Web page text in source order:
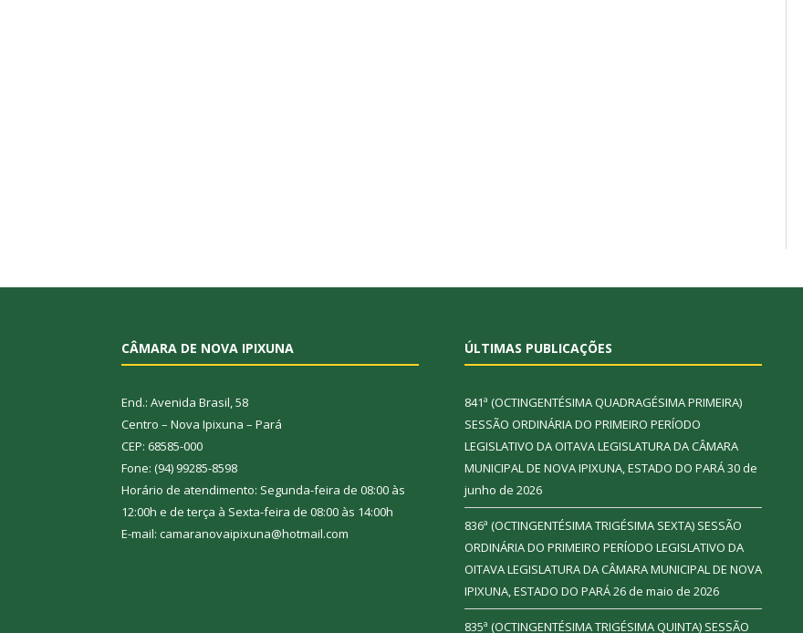
CÂMARA DE NOVA IPIXUNA
End.: Avenida Brasil, 58
Centro – Nova Ipixuna – Pará
CEP: 68585-000
Fone: (94) 99285-8598
Horário de atendimento: Segunda-feira de 08:00 às
12:00h e de terça à Sexta-feira de 08:00 às 14:00h
E-mail: camaranovaipixuna@hotmail.com
ÚLTIMAS PUBLICAÇÕES
841ª (OCTINGENTÉSIMA QUADRAGÉSIMA PRIMEIRA)
SESSÃO ORDINÁRIA DO PRIMEIRO PERÍODO
LEGISLATIVO DA OITAVA LEGISLATURA DA CÂMARA
MUNICIPAL DE NOVA IPIXUNA, ESTADO DO PARÁ30 de
junho de 2026
836ª (OCTINGENTÉSIMA TRIGÉSIMA SEXTA) SESSÃO
ORDINÁRIA DO PRIMEIRO PERÍODO LEGISLATIVO DA
OITAVA LEGISLATURA DA CÂMARA MUNICIPAL DE NOVA
IPIXUNA, ESTADO DO PARÁ26 de maio de 2026
835ª (OCTINGENTÉSIMA TRIGÉSIMA QUINTA) SESSÃO